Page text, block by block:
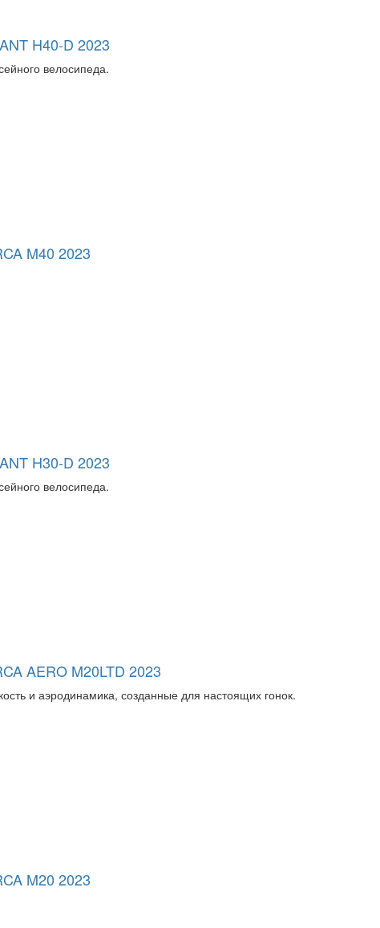
H40-D 2023
велосипеда.
M40 2023
H30-D 2023
велосипеда.
AERO M20LTD 2023
и аэродинамика, созданные для настоящих гонок.
M20 2023